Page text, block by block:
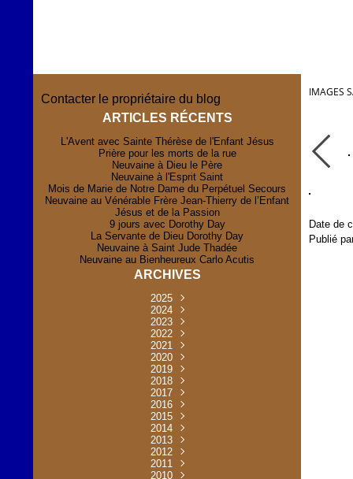
Contacter le propriétaire du blog
ARTICLES RÉCENTS
L'Avent avec Sainte Thérèse de l'Enfant Jésus
Prière pour les morts de la rue
Neuvaine à Dieu le Père
Neuvaine à l'Esprit Saint
Mois de Marie de Notre Dame du Perpétuel Secours
Neuvaine au Vénérable Frère Jean-Thierry de l’Enfant
Jésus et de la Passion
9 jours avec Dorothy Day
La Servante de Dieu Dorothy Day
Neuvaine à Saint Jude Thadée
Neuvaine au Bienheureux Carlo Acutis
ARCHIVES
2025
Novembre
Juillet(1)
Mai
(1)
Avril
(1)
Janvier(1)
2024
Novembre
Octobre
Août
(1)
Mai
(8)
Avril
(2)
Mars
(1)
Février(1)
Janvier(2)
2023
Décembre
Novembre
Octobre
Juin
(29)
Mai (31)
Avril
(2)
2022
Décembre
Novembre
Octobre
Août
(33)
Juillet
(32)
Juin
(1)
Mai (35)
Avril
(31)
Mars
(32)
Février(2)
Janvier(30)
2021
Décembre
Novembre
Octobre(30)
Septembre
Août
(30)
Juillet(2)
Mai (30)
Avril
(3)
2020
Décembre
Novembre
Octobre(17)
Septembre
Mai (30)
Avril
(13)
Mars
(1)
2019
Octobre
Mai (30)
Avril
(5)
Mars
(31)
Février(3)
2018
Décembre
Novembre
Octobre
Août
(2)
Juin
(5)
Mai (30)
Avril
(31)
Mars
(3)
2017
Décembre
Novembre
Octobre
Août
(30)
Juillet
(33)
Juin
(4)
Mai (32)
2016
Décembre
Novembre
Octobre
Septembre
Août
(2)
Juin
(4)
2015
Décembre
Novembre
Octobre
Septembre
Août
(4)
2014
Septembre
Août
(3)
Juillet(6)
Juin
(31)
2013
Décembre
Novembre
Octobre
2012
Décembre
Novembre
2011
Décembre
2010
IMAGES
Date de
Publié